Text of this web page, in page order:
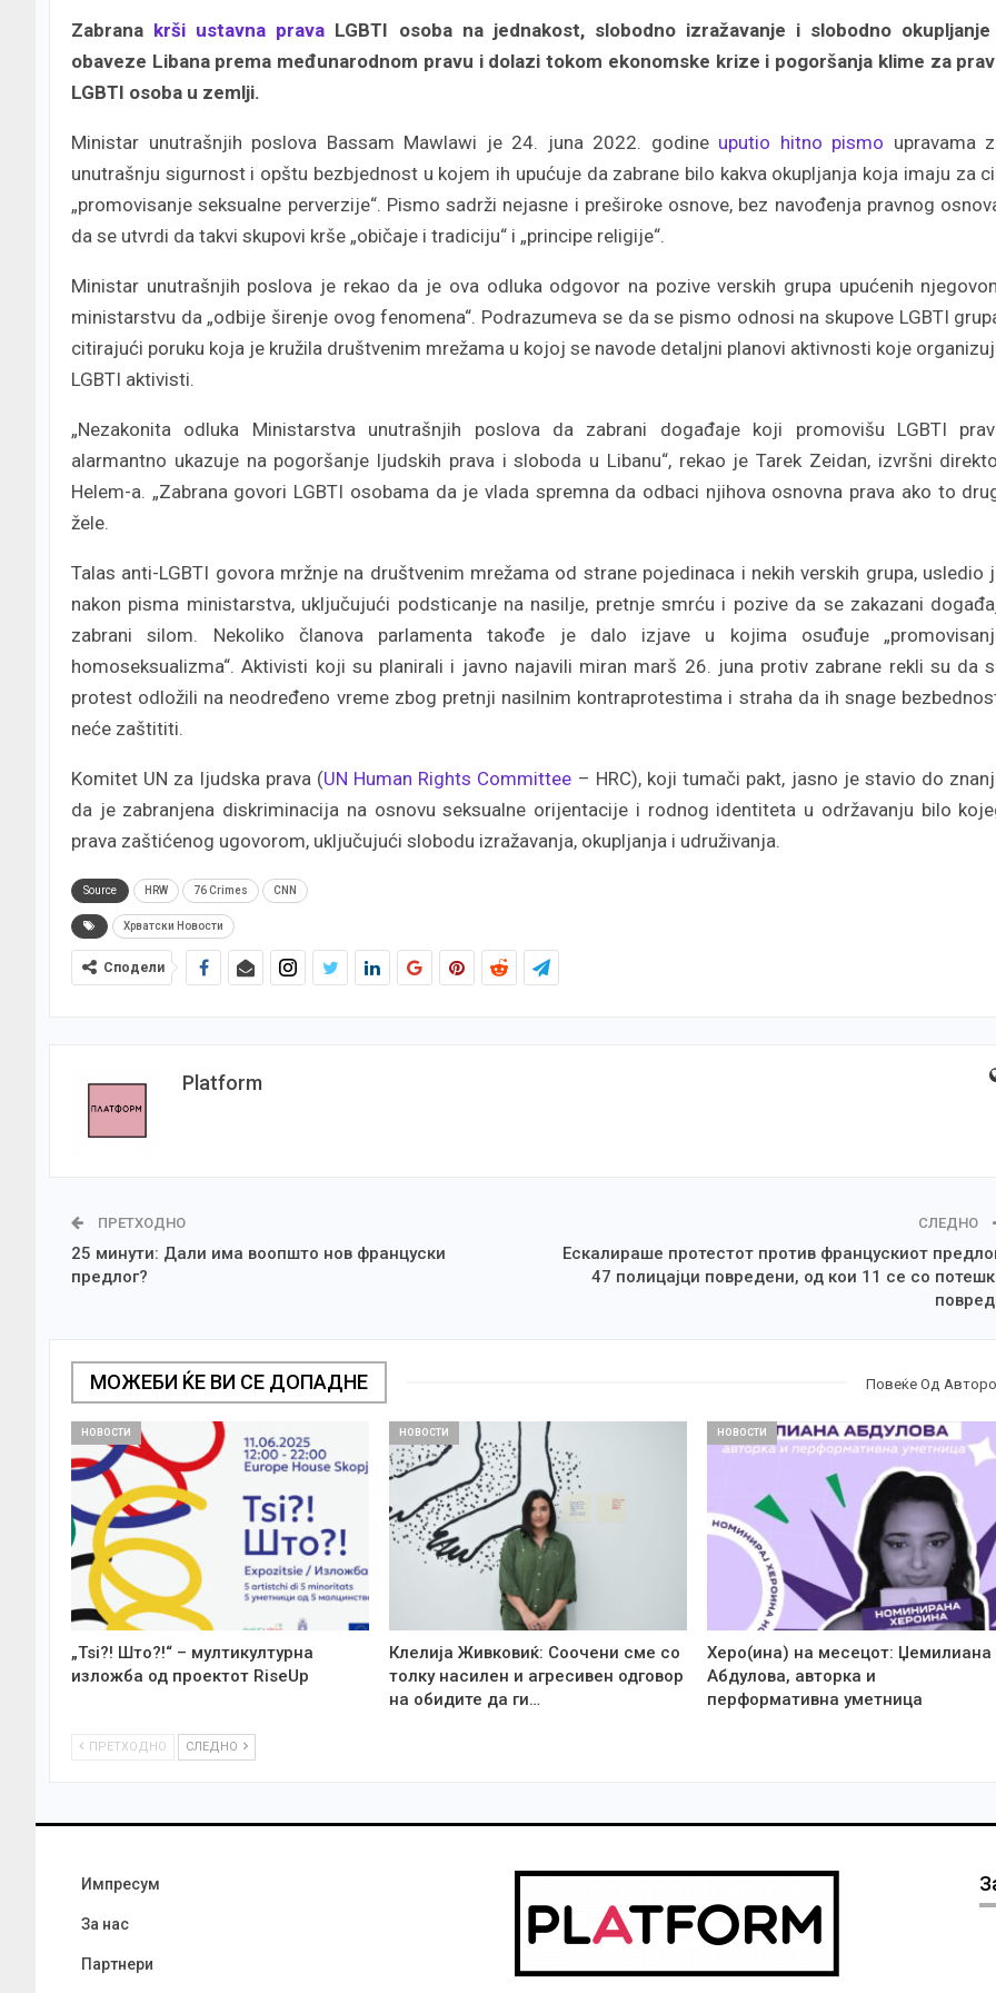
Zabrana krši ustavna prava LGBTI osoba na jednakost, slobodno izražavanje i slobodno
obaveze Libana prema međunarodnom pravu i dolazi tokom ekonomske krize i pogoršanja klime za
LGBTI osoba u zemlji.
Ministar unutrašnjih poslova Bassam Mawlawi je 24. juna 2022. godine uputio hitno pismo upravama
unutrašnju sigurnost i opštu bezbjednost u kojem ih upućuje da zabrane bilo kakva okupljanja koja imaju za
„promovisanje seksualne perverzije“. Pismo sadrži nejasne i preširoke osnove, bez navođenja pravnog
da se utvrdi da takvi skupovi krše „običaje i tradiciju“ i „principe religije“.
Ministar unutrašnjih poslova je rekao da je ova odluka odgovor na pozive verskih grupa upućenih
ministarstvu da „odbije širenje ovog fenomena“. Podrazumeva se da se pismo odnosi na skupove LGBTI
citirajući poruku koja je kružila društvenim mrežama u kojoj se navode detaljni planovi aktivnosti koje
LGBTI aktivisti.
„Nezakonita odluka Ministarstva unutrašnjih poslova da zabrani događaje koji promovišu LGBTI
alarmantno ukazuje na pogoršanje ljudskih prava i sloboda u Libanu“, rekao je Tarek Zeidan, izvršni
Helem-a. „Zabrana govori LGBTI osobama da je vlada spremna da odbaci njihova osnovna prava ako to
žele.
Talas anti-LGBTI govora mržnje na društvenim mrežama od strane pojedinaca i nekih verskih grupa, usledio
nakon pisma ministarstva, uključujući podsticanje na nasilje, pretnje smrću i pozive da se zakazani
zabrani silom. Nekoliko članova parlamenta takođe je dalo izjave u kojima osuđuje
homoseksualizma“. Aktivisti koji su planirali i javno najavili miran marš 26. juna protiv zabrane rekli su da
protest odložili na neodređeno vreme zbog pretnji nasilnim kontraprotestima i straha da ih snage
neće zaštititi.
Komitet UN za ljudska prava (UN Human Rights Committee – HRC), koji tumači pakt, jasno je stavio do
da je zabranjena diskriminacija na osnovu seksualne orijentacije i rodnog identiteta u održavanju bilo
prava zaštićenog ugovorom, uključujući slobodu izražavanja, okupljanja i udruživanja.
Source HRW 76 Crimes CNN
Хрватски Новости
Сподели
Platform
ПРЕТХОДНО
25 минути: Дали има воопшто нов француски
предлог?
СЛЕДНО
Ескалираше протестот против францускиот
47 полицајци повредени, од кои 11 се со
МОЖЕБИ ЌЕ ВИ СЕ ДОПАДНЕ Повеќе Од
НОВОСТИ
„Tsi?! Што?!“ – мултикултурна
изложба од проектот RiseUp
НОВОСТИ
Клелија Живковиќ: Соочени сме со
толку насилен и агресивен одговор
на обидите да ги…
НОВОСТИ
Херо(ина) на месецот: Џемилиана
Абдулова, авторка и
перформативна уметница
ПРЕТХОДНО СЛЕДНО
Импресум
За нас
Партнери